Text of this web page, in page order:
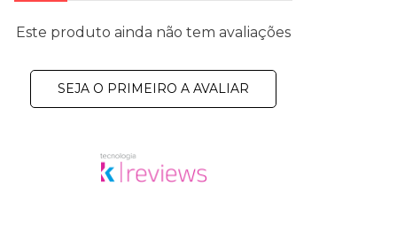
Este produto ainda não tem avaliações
SEJA O PRIMEIRO A AVALIAR